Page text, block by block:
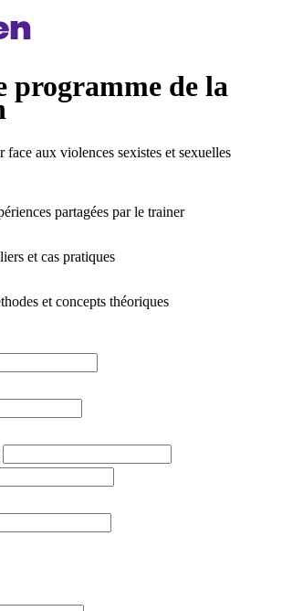
programme de la
face aux violences sexistes et sexuelles
partagées par le trainer
et cas pratiques
et concepts théoriques